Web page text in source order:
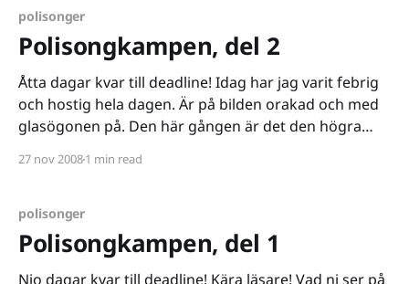
polisonger
Polisongkampen, del 2
Åtta dagar kvar till deadline! Idag har jag varit febrig
och hostig hela dagen. Är på bilden orakad och med
glasögonen på. Den här gången är det den högra
mitt första misstag, jag såg till att definera hur
27 nov 20081 min read
polisonger
Polisongkampen, del 1
Nio dagar kvar till deadline! Kära läsare! Vad ni ser på